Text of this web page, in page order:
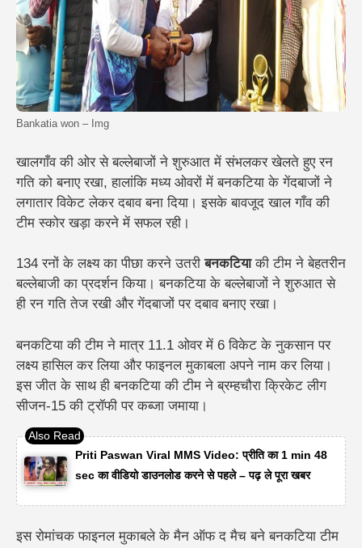
Bankatia won – Img
खालगाँव की ओर से बल्लेबाजों ने शुरुआत में संभलकर खेलते हुए रन
गति को बनाए रखा, हालांकि मध्य ओवरों में बनकटिया के गेंदबाजों ने
लगातार विकेट लेकर दबाव बना दिया। इसके बावजूद खाल गाँव की
टीम स्कोर खड़ा करने में सफल रही।
134 रनों के लक्ष्य का पीछा करने उतरीबनकटियाकी टीम ने बेहतरीन
बल्लेबाजी का प्रदर्शन किया। बनकटिया के बल्लेबाजों ने शुरुआत से
ही रन गति तेज रखी और गेंदबाजों पर दबाव बनाए रखा।
बनकटिया की टीम ने मात्र 11.1 ओवर में 6 विकेट के नुकसान पर
लक्ष्य हासिल कर लिया और फाइनल मुकाबला अपने नाम कर लिया।
इस जीत के साथ ही बनकटिया की टीम ने ब्रम्हचौरा क्रिकेट लीग
सीजन-15 की ट्रॉफी पर कब्जा जमाया।
Priti Paswan Viral MMS Video: प्रीति का 1 min 48
sec का वीडियो डाउनलोड करने से पहले – पढ़ ले पूरा खबर
इस रोमांचक फाइनल मुकाबले के मैन ऑफ द मैच बने बनकटिया टीम